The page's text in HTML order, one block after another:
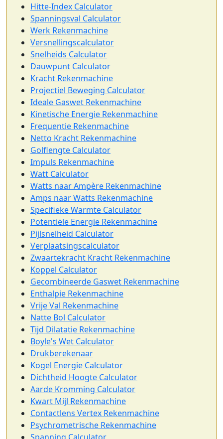
Hitte-Index Calculator
Spanningsval Calculator
Werk Rekenmachine
Versnellingscalculator
Snelheids Calculator
Dauwpunt Calculator
Kracht Rekenmachine
Projectiel Beweging Calculator
Ideale Gaswet Rekenmachine
Kinetische Energie Rekenmachine
Frequentie Rekenmachine
Netto Kracht Rekenmachine
Golflengte Calculator
Impuls Rekenmachine
Watt Calculator
Watts naar Ampère Rekenmachine
Amps naar Watts Rekenmachine
Specifieke Warmte Calculator
Potentiële Energie Rekenmachine
Pijlsnelheid Calculator
Verplaatsingscalculator
Zwaartekracht Kracht Rekenmachine
Koppel Calculator
Gecombineerde Gaswet Rekenmachine
Enthalpie Rekenmachine
Vrije Val Rekenmachine
Natte Bol Calculator
Tijd Dilatatie Rekenmachine
Boyle's Wet Calculator
Drukberekenaar
Kogel Energie Calculator
Dichtheid Hoogte Calculator
Aarde Kromming Calculator
Kwart Mijl Rekenmachine
Contactlens Vertex Rekenmachine
Psychrometrische Rekenmachine